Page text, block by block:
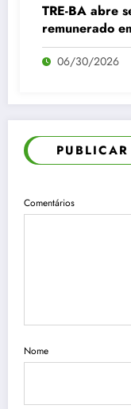
TRE-BA abre
remunerado
R$ 1,1 mil;
06/30/2026
Comentários
Nome